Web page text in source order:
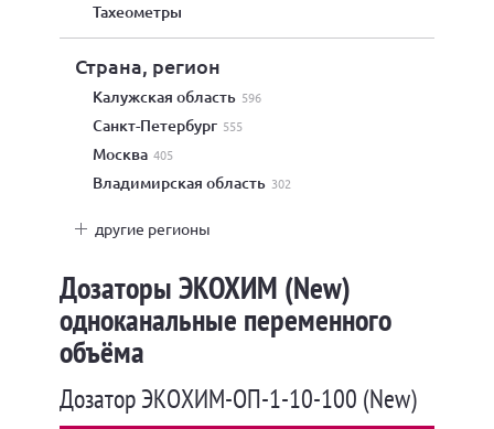
тахеометры
Страна, регион
Калужская область 596
Санкт-Петербург 555
Москва 405
Владимирская область 302
другие регионы
Дозаторы ЭКОХИМ (New)
одноканальные переменного
объёма
Дозатор ЭКОХИМ-ОП-1-10-100 (New)